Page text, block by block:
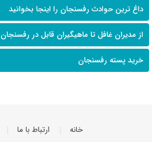
داغ ترین حوادث رفسنجان را اینجا بخوانید
از مدیران غافل تا ماهیگیران قابل در رفسنجان
خرید پسته رفسنجان
خانه ارتباط با ما